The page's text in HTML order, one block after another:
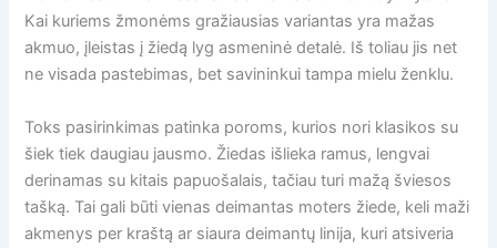
Kai kuriems žmonėms gražiausias variantas yra mažas
akmuo, įleistas į žiedą lyg asmeninė detalė. Iš toliau jis net
ne visada pastebimas, bet savininkui tampa mielu ženklu.
Toks pasirinkimas patinka poroms, kurios nori klasikos su
šiek tiek daugiau jausmo. Žiedas išlieka ramus, lengvai
derinamas su kitais papuošalais, tačiau turi mažą šviesos
tašką. Tai gali būti vienas deimantas moters žiede, keli maži
akmenys per kraštą ar siaura deimantų linija, kuri atsiveria